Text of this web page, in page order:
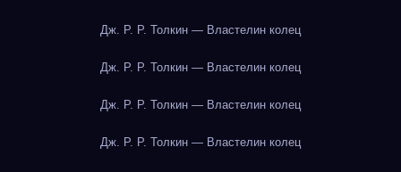
Дж. Р. Р. Толкин — Властелин колец
Дж. Р. Р. Толкин — Властелин колец
Дж. Р. Р. Толкин — Властелин колец
Дж. Р. Р. Толкин — Властелин колец